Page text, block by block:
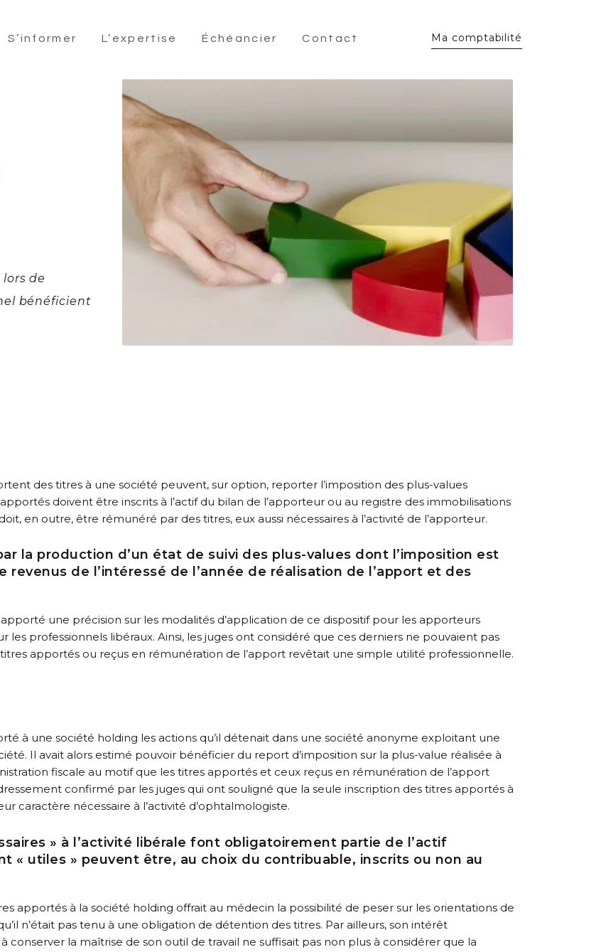
S’informer L’expertise Échéancier Contact Ma comptabilité
de
bénéficient
des titres à une société peuvent, sur option, reporter l’imposition des plus-values
doivent être inscrits à l’actif du bilan de l’apporteur ou au registre des immobilisations
en outre, être rémunéré par des titres, eux aussi nécessaires à l’activité de l’apporteur.
la production d’un état de suivi des plus-values dont l’imposition est
de l’intéressé de l’année de réalisation de l’apport et des
apporté une précision sur les modalités d’application de ce dispositif pour les apporteurs
professionnels libéraux. Ainsi, les juges ont considéré que ces derniers ne pouvaient pas
apportés ou reçus en rémunération de l’apport revêtait une simple utilité professionnelle.
à une société holding les actions qu’il détenait dans une société anonyme exploitant une
Il avait alors estimé pouvoir bénéficier du report d’imposition sur la plus-value réalisée à
fiscale au motif que les titres apportés et ceux reçus en rémunération de l’apport
confirmé par les juges qui ont souligné que la seule inscription des titres apportés à
caractère nécessaire à l’activité d’ophtalmologiste.
» à l’activité libérale font obligatoirement partie de l’actif
« utiles » peuvent être, au choix du contribuable, inscrits ou non au
apportés à la société holding offrait au médecin la possibilité de peser sur les orientations de
n’était pas tenu à une obligation de détention des titres. Par ailleurs, son intérêt
conserver la maîtrise de son outil de travail ne suffisait pas non plus à considérer que la